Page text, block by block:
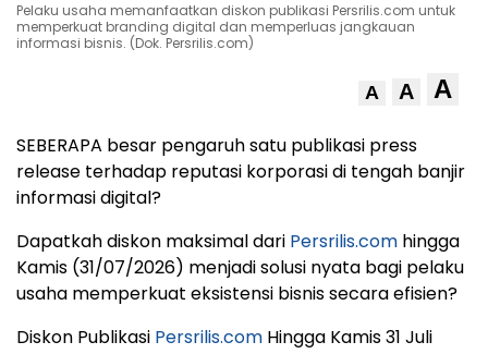
Pelaku usaha memanfaatkan diskon publikasi Persrilis.com untuk
memperkuat branding digital dan memperluas jangkauan
informasi bisnis. (Dok. Persrilis.com)
A A A
SEBERAPA besar pengaruh satu publikasi press
release terhadap reputasi korporasi di tengah banjir
informasi digital?
Dapatkah diskon maksimal dari Persrilis.com hingga
Kamis (31/07/2026) menjadi solusi nyata bagi pelaku
usaha memperkuat eksistensi bisnis secara efisien?
Diskon Publikasi Persrilis.com Hingga Kamis 31 Juli